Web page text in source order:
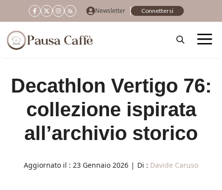
al
contenuto
Newsletter Connettersi
Decathlon Vertigo 76:
collezione ispirata
all’archivio storico
Aggiornato il : 23 Gennaio 2026 | Di : Davide Caruso